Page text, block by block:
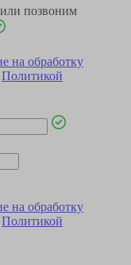
позвоним
на обработку
Политикой
на обработку
Политикой